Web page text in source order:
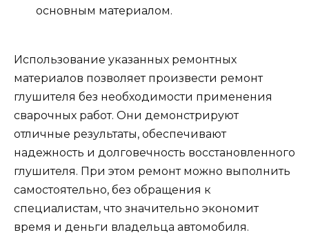
основным материалом.
Использование указанных ремонтных
материалов позволяет произвести ремонт
глушителя без необходимости применения
сварочных работ. Они демонстрируют
отличные результаты, обеспечивают
надежность и долговечность восстановленного
глушителя. При этом ремонт можно выполнить
самостоятельно, без обращения к
специалистам, что значительно экономит
время и деньги владельца автомобиля.